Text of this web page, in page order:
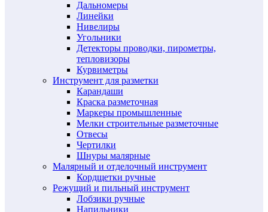
Дальномеры
Линейки
Нивелиры
Угольники
Детекторы проводки, пирометры,
тепловизоры
Курвиметры
Инструмент для разметки
Карандаши
Краска разметочная
Маркеры промышленные
Мелки строительные разметочные
Отвесы
Чертилки
Шнуры малярные
Малярный и отделочный инструмент
Кордщетки ручные
Режущий и пильный инструмент
Лобзики ручные
Напильники